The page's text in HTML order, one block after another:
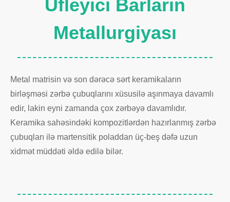
Üfleyici Barların
Metallurgiyası
Metal matrisin və son dərəcə sərt keramikaların
birləşməsi zərbə çubuqlarını xüsusilə aşınmaya davamlı
edir, lakin eyni zamanda çox zərbəyə davamlıdır.
Keramika sahəsindəki kompozitlərdən hazırlanmış zərbə
çubuqları ilə martensitik poladdan üç-beş dəfə uzun
xidmət müddəti əldə edilə bilər.